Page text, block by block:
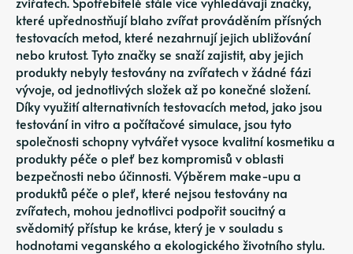
které upřednostňují blaho zvířat prováděním přísných
testovacích metod, které nezahrnují jejich ubližování
nebo krutost. Tyto značky se snaží zajistit, aby jejich
produkty nebyly testovány na zvířatech v žádné fázi
vývoje, od jednotlivých složek až po konečné složení.
Díky využití alternativních testovacích metod, jako jsou
testování in vitro a počítačové simulace, jsou tyto
společnosti schopny vytvářet vysoce kvalitní kosmetiku a
produkty péče o pleť bez kompromisů v oblasti
bezpečnosti nebo účinnosti. Výběrem make-upu a
produktů péče o pleť, které nejsou testovány na
zvířatech, mohou jednotlivci podpořit soucitný a
svědomitý přístup ke kráse, který je v souladu s
hodnotami veganského a ekologického životního stylu.